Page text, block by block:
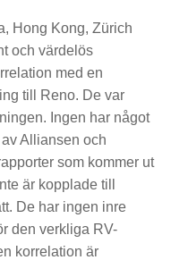
Hong Kong, Zürich
och värdelös
med en
till Reno. De var
Ingen har något
Alliansen och
som kommer ut
är kopplade till
De har ingen inre
den verkliga RV-
korrelation är